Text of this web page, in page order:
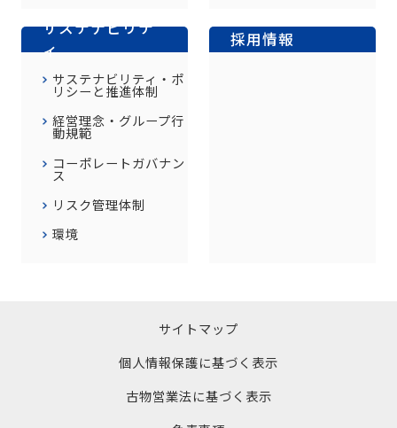
サステナビリテ
ィ
サステナビリティ・ポ
リシーと推進体制
経営理念・グループ行
動規範
コーポレートガバナン
ス
リスク管理体制
環境
採用情報
サイトマップ
個人情報保護に基づく表示
古物営業法に基づく表示